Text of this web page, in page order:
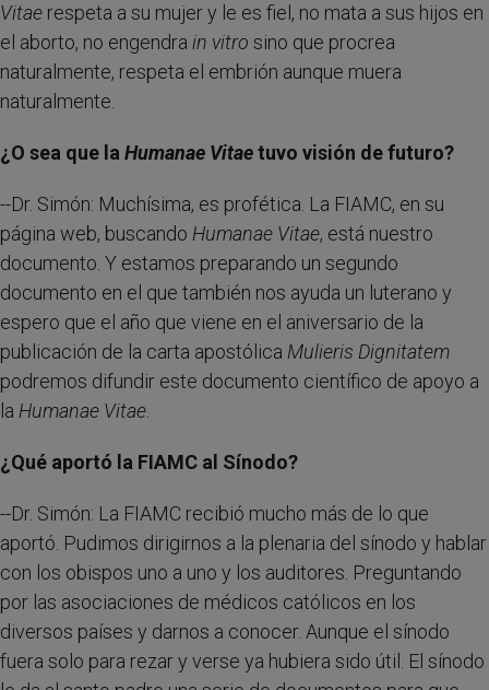
Vitae respeta a su mujer y le es fiel, no mata a sus hijos en
el aborto, no engendra in vitro sino que procrea
naturalmente, respeta el embrión aunque muera
naturalmente.
¿O sea que la Humanae Vitaetuvo visión de futuro?
--Dr. Simón: Muchísima, es profética. La FIAMC, en su
página web, buscando Humanae Vitae, está nuestro
documento. Y estamos preparando un segundo
documento en el que también nos ayuda un luterano y
espero que el año que viene en el aniversario de la
publicación de la carta apostólica Mulieris Dignitatem
podremos difundir este documento científico de apoyo a
la Humanae Vitae
¿Qué aportó la FIAMC al Sínodo?
--Dr. Simón: La FIAMC recibió mucho más de lo que
aportó. Pudimos dirigirnos a la plenaria del sínodo y hablar
con los obispos uno a uno y los auditores. Preguntando
por las asociaciones de médicos católicos en los
diversos países y darnos a conocer. Aunque el sínodo
fuera solo para rezar y verse ya hubiera sido útil. El sínodo